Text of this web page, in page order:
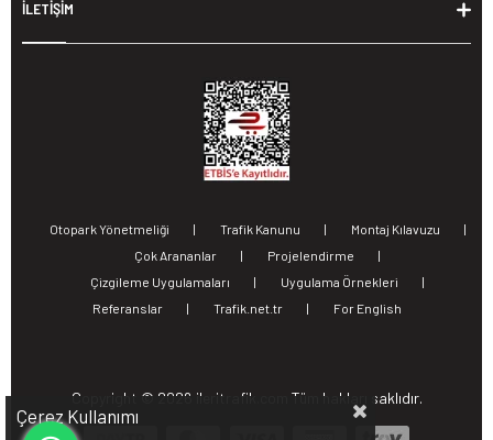
İLETİŞİM
Otopark Yönetmeliği | Trafik Kanunu | Montaj Kılavuzu
|
Çok Arananlar
| Projelendirme
|
Çizgileme Uygulamaları
| Uygulama Örnekleri
|
Referanslar
| Trafik.net.tr | For English
Copyright © 2026 ileritrafik.com Tüm hakları saklıdır.
Çerez Kullanımı